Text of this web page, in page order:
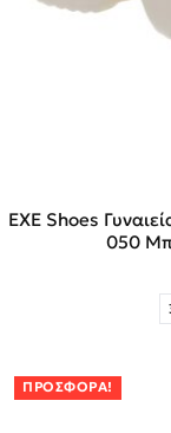
EXE Shoes
050
ΠΡΟΣΦΟΡΆ!